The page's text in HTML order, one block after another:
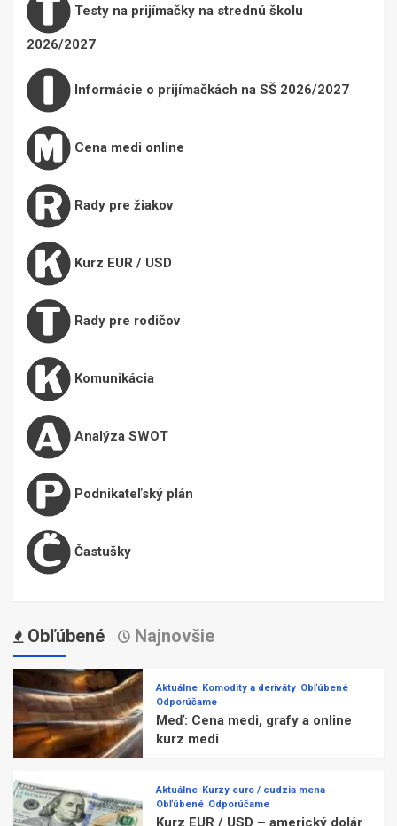
Testy na prijímačky na strednú školu
2026/2027
Informácie o prijímačkách na SŠ 2026/2027
Cena medi online
Rady pre žiakov
Kurz EUR / USD
Rady pre rodičov
Komunikácia
Analýza SWOT
Podnikateľský plán
Častušky
Obľúbené Najnovšie
Aktuálne Komodity a deriváty Obľúbené
Odporúčame
Meď: Cena medi, grafy a online
kurz medi
Aktuálne Kurzy euro / cudzia mena
Obľúbené Odporúčame
Kurz EUR / USD – americký dolár